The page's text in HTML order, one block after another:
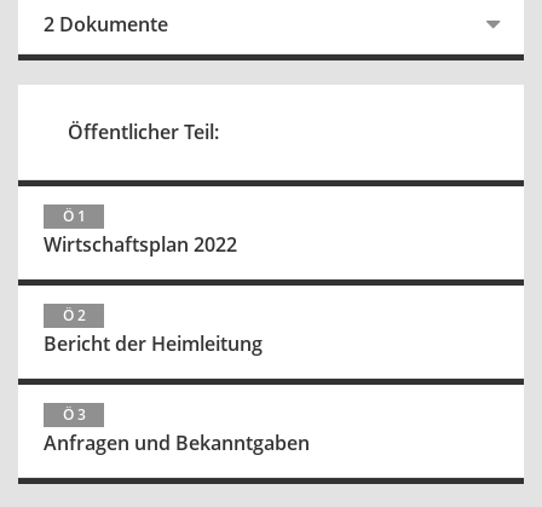
2 Dokumente
Öffentlicher Teil:
Ö 1
Wirtschaftsplan 2022
Ö 2
Bericht der Heimleitung
Ö 3
Anfragen und Bekanntgaben